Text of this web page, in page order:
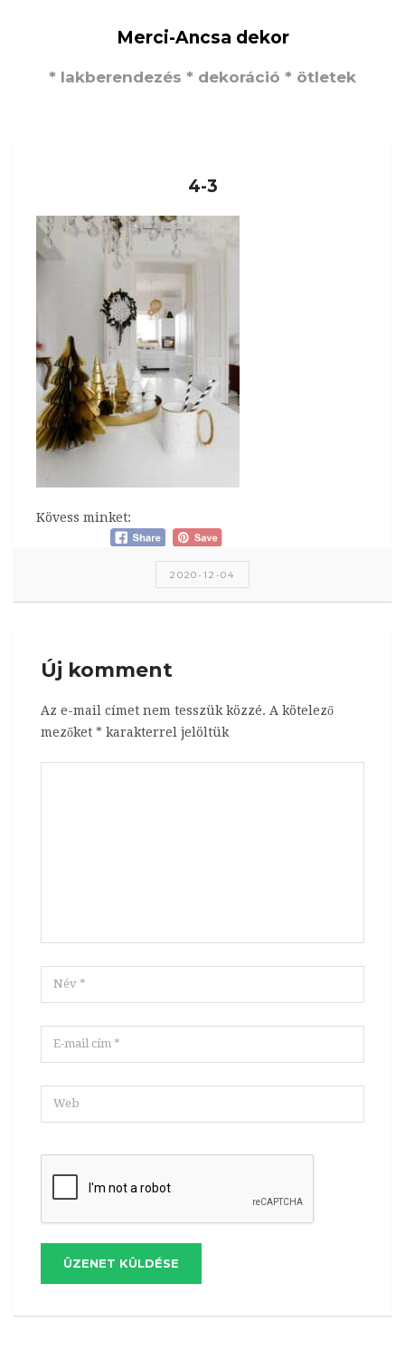
Merci-Ancsa dekor
* lakberendezés * dekoráció * ötletek
4-3
Kövess minket:
2020-12-04
Új komment
Az e-mail címet nem tesszük közzé. A kötelező
mezőket * karakterrel jelöltük
ÜZENET KÜLDÉSE